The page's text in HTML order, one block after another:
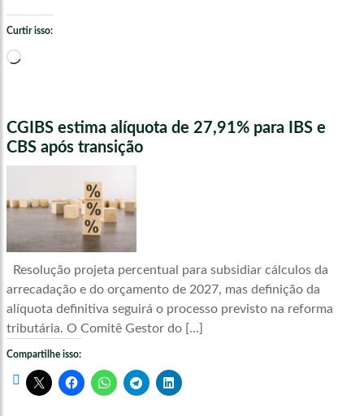
Curtir isso:
Carregando...
CGIBS estima alíquota de 27,91% para IBS e
CBS após transição
Resolução projeta percentual para subsidiar cálculos da
arrecadação e do orçamento de 2027, mas definição da
alíquota definitiva seguirá o processo previsto na reforma
tributária. O Comitê Gestor do […]
Compartilhe isso: